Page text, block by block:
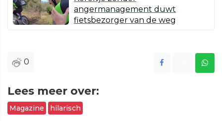
angermanagement duwt
fietsbezorger van de weg
0
Lees meer over:
Magazine hilarisch